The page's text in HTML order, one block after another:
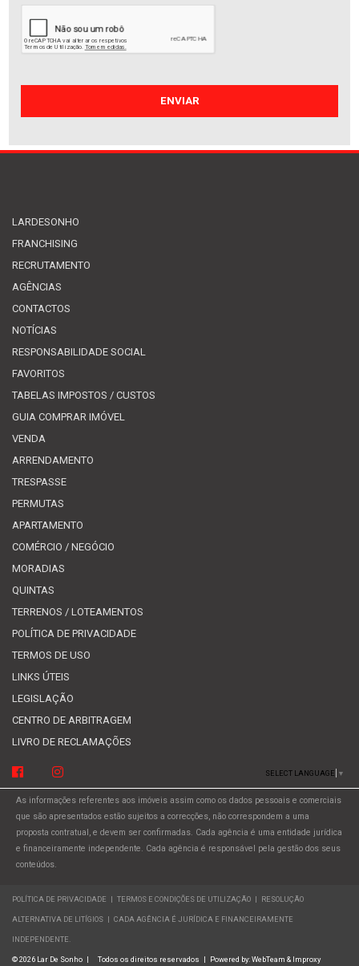
Apartamento
Venda:270.000€
LARDESONHO
FRANCHISING
RECRUTAMENTO
AGÊNCIAS
CONTACTOS
NOTÍCIAS
RESPONSABILIDADE SOCIAL
FAVORITOS
TABELAS IMPOSTOS / CUSTOS
GUIA COMPRAR IMÓVEL
VENDA
ARRENDAMENTO
TRESPASSE
PERMUTAS
APARTAMENTO
COMÉRCIO / NEGÓCIO
MORADIAS
QUINTAS
TERRENOS / LOTEAMENTOS
POLÍTICA DE PRIVACIDADE
TERMOS DE USO
LINKS ÚTEIS
LEGISLAÇÃO
CENTRO DE ARBITRAGEM
LIVRO DE RECLAMAÇÕES
SELECT LANGUAGE ▼
As informações referentes aos imóveis assim como os dados pessoais e comerciais
que são apresentados estão sujeitos a correcções, não correspondem a uma
proposta contratual, e devem ser confirmadas. Cada agência é uma entidade jurídica
e financeiramente independente. Cada agência é responsável pela gestão dos seus
conteúdos.
POLÍTICA DE PRIVACIDADE TERMOS E CONDIÇÕES DE UTILIZAÇÃO RESOLUÇÃO
ALTERNATIVA DE LITÍGIOS CADA AGÊNCIA É JURÍDICA E FINANCEIRAMENTE
INDEPENDENTE.
© 2026 Lar De Sonho Todos os direitos reservados Powered by:WebTeam & Improxy